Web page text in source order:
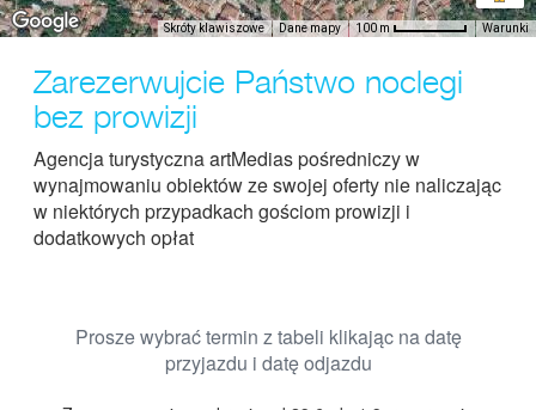
Skróty klawiszowe Dane mapy 100 m Warunki
Zarezerwujcie Państwo noclegi
bez prowizji
Agencja turystyczna artMedias pośredniczy w
wynajmowaniu obiektów ze swojej oferty nie naliczając
w niektórych przypadkach gościom prowizji i
dodatkowych opłat
Prosze wybrać termin z tabeli klikając na datę
przyjazdu i datę odjazdu